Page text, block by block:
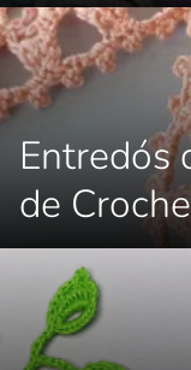
Entredós
de